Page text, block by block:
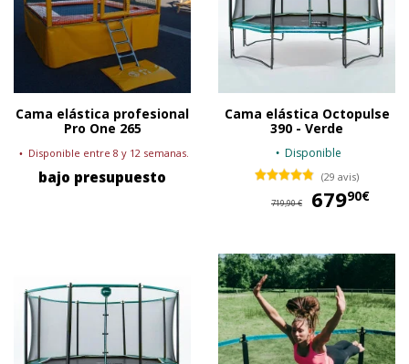
Cama elástica profesional
Pro One 265
Disponible entre 8 y 12 semanas.
bajo presupuesto
Cama elástica Octopulse
390 - Verde
Disponible
(29 avis)
719,90 € 67990€